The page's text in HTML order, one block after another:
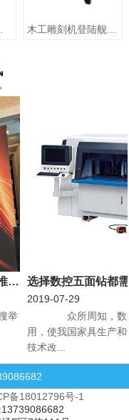
木工雕刻机登陆舰系列 ZMD-1618A
湘雕数控赴【聚变·新生】2019年360推广新客户见面会机械行业专场会议
举
选择数控五面钻都
2019-07-29
众所周知，数
用，使我国家具生产
技术改...
备18012796号-1